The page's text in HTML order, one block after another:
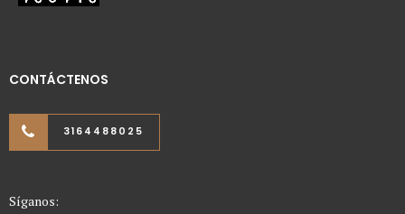
CONTÁCTENOS
3164488025
Síganos: